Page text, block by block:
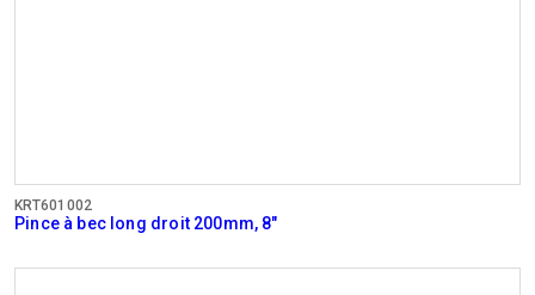
KRT601002
Pince à bec long droit 200mm, 8"